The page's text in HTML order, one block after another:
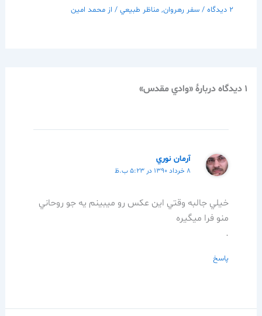
2 دیدگاه / سفر رهروان, مناظر طبيعي/ از محمد امین
1 دیدگاه دربارهٔ «وادي مقدس»
آرمان نوري
۸ خرداد ۱۳۹۰ در ۵:۲۳ ب.ظ
خيلي جالبه وقتي اين عكس رو ميبينم يه جو روحاني
منو فرا ميگيره
.
پاسخ